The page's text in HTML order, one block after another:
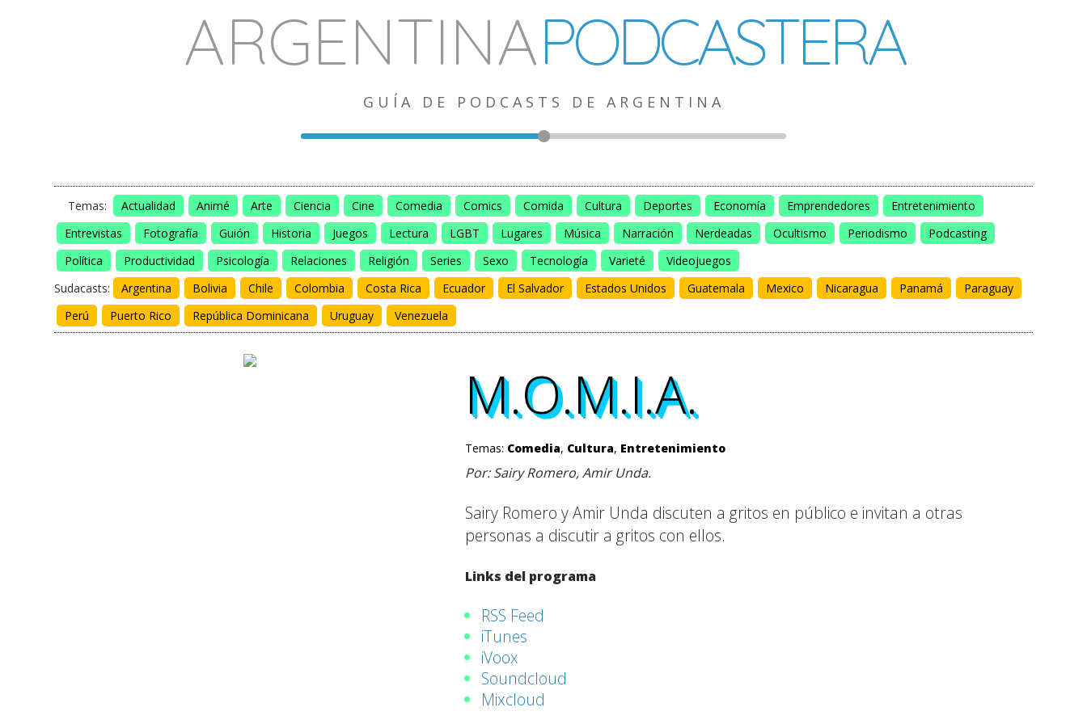
ARGENTINAPODCASTERA
GUÍA DE PODCASTS DE ARGENTINA
Temas: Actualidad Animé Arte Ciencia Cine Comedia Comics Comida Cultura Deportes Economía Emprendedores
Entretenimiento
Entrevistas
Fotografía Guión Historia Juegos Lectura LGBT Lugares Música Narración Nerdeadas Ocultismo Periodismo
Podcasting
Política
Productividad Psicología Relaciones Religión Series Sexo Tecnología Varieté
Videojuegos
Sudacasts:
Argentina Bolivia Chile Colombia Costa Rica Ecuador El Salvador Estados Unidos Guatemala Mexico Nicaragua Panamá
Paraguay
Perú
Puerto Rico República Dominicana Uruguay Venezuela
M.O.M.I.A.
M.O.M.I.A.
M.O.M.I.A.
M.O.M.I.A.
Temas: Comedia, Cultura, Entretenimiento
Por: Sairy Romero, Amir Unda.
Sairy Romero y Amir Unda discuten a gritos en público e invitan a otras
personas a discutir a gritos con ellos.
Links del programa
RSS Feed
iTunes
iVoox
Soundcloud
Mixcloud